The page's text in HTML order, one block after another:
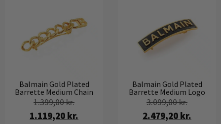
Balmain Gold Plated
Barrette Medium Chain
1.399,00kr.
1.119,20 kr.
Balmain Gold Plated
Barrette Medium Logo
3.099,00kr.
2.479,20 kr.